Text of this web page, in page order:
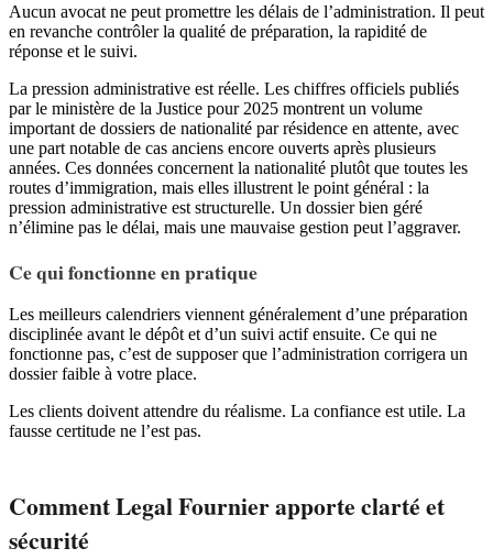
Aucun avocat ne peut promettre les délais de l’administration. Il peut
en revanche contrôler la qualité de préparation, la rapidité de
réponse et le suivi.
La pression administrative est réelle. Les chiffres officiels publiés
par le ministère de la Justice pour 2025 montrent un volume
important de dossiers de nationalité par résidence en attente, avec
une part notable de cas anciens encore ouverts après plusieurs
années. Ces données concernent la nationalité plutôt que toutes les
routes d’immigration, mais elles illustrent le point général : la
pression administrative est structurelle. Un dossier bien géré
n’élimine pas le délai, mais une mauvaise gestion peut l’aggraver.
Ce qui fonctionne en pratique
Les meilleurs calendriers viennent généralement d’une préparation
disciplinée avant le dépôt et d’un suivi actif ensuite. Ce qui ne
fonctionne pas, c’est de supposer que l’administration corrigera un
dossier faible à votre place.
Les clients doivent attendre du réalisme. La confiance est utile. La
fausse certitude ne l’est pas.
Comment Legal Fournier apporte clarté et
sécurité